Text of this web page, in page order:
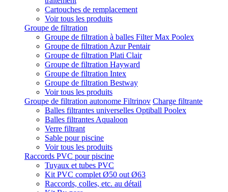
Cartouches de remplacement
Voir tous les produits
Groupe de filtration
Groupe de filtration à balles Filter Max Poolex
Groupe de filtration Azur Pentair
Groupe de filtration Plati Clair
Groupe de filtration Hayward
Groupe de filtration Intex
Groupe de filtration Bestway
Voir tous les produits
Groupe de filtration autonome Filtrinov Charge filtrante
Balles filtrantes universelles Optiball Poolex
Balles filtrantes Aqualoon
Verre filtrant
Sable pour piscine
Voir tous les produits
Raccords PVC pour piscine
Tuyaux et tubes PVC
Kit PVC complet Ø50 out Ø63
Raccords, colles, etc. au détail